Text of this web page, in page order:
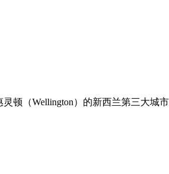
顿（Wellington）的新西兰第三大城